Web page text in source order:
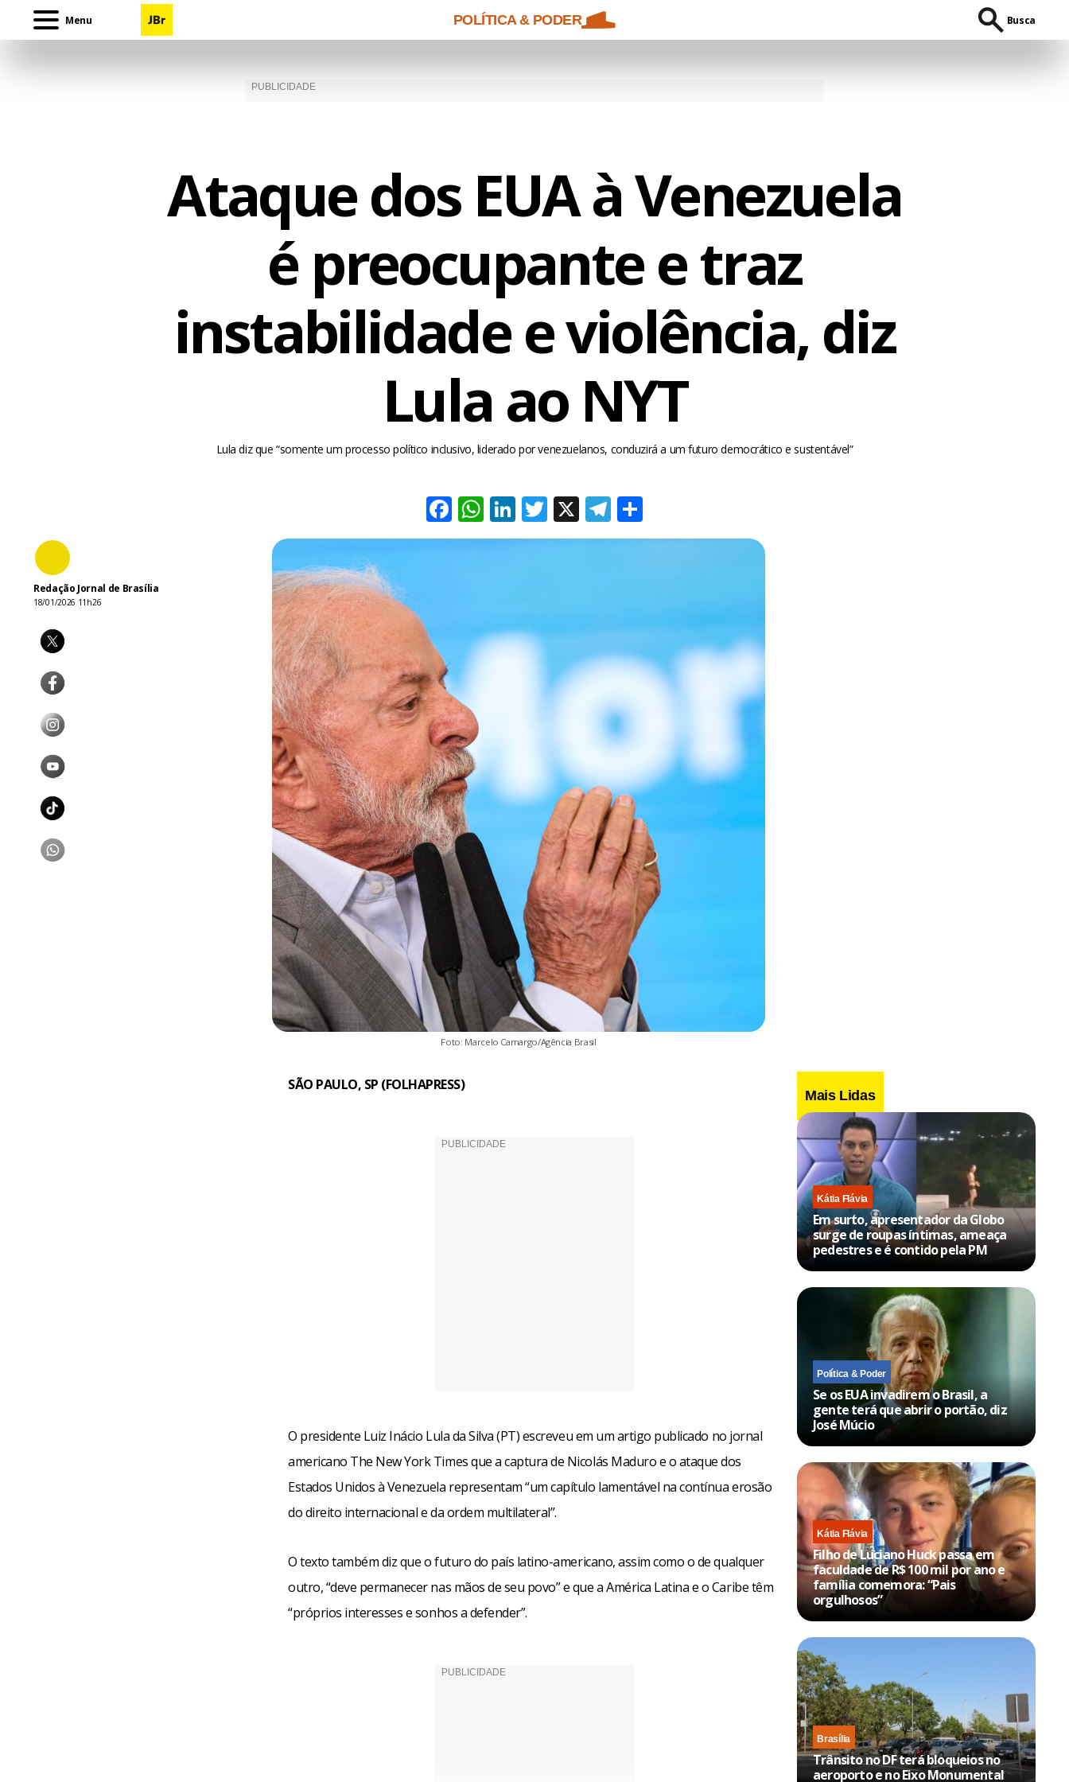
Menu POLÍTICA & PODER Busca
Ataque dos EUA à Venezuela
é preocupante e traz
instabilidade e violência, diz
Lula ao NYT
Lula diz que “somente um processo político inclusivo, liderado por venezuelanos, conduzirá a um futuro democrático e sustentável”
Facebook
WhatsApp
LinkedIn
Twitter
X Telegram
Redação Jornal de Brasília
18/01/2026 11h26
Foto: Marcelo Camargo/Agência Brasil
SÃO PAULO, SP (FOLHAPRESS)
O presidente Luiz Inácio Lula da Silva (PT) escreveu em um artigo publicado no jornal
americano The New York Times que a captura de Nicolás Maduro e o ataque dos
Estados Unidos à Venezuela representam “um capítulo lamentável na contínua erosão
do direito internacional e da ordem multilateral”.
O texto também diz que o futuro do país latino-americano, assim como o de qualquer
outro, “deve permanecer nas mãos de seu povo” e que a América Latina e o Caribe têm
“próprios interesses e sonhos a defender”.
Mais Lidas
Kátia Flávia
Em surto, apresentador da Globo
surge de roupas íntimas, ameaça
pedestres e é contido pela PM
Política & Poder
Se os EUA invadirem o Brasil, a
gente terá que abrir o portão, diz
José Múcio
Kátia Flávia
Filho de Luciano Huck passa em
faculdade de R$ 100 mil por ano e
família comemora: “Pais
orgulhosos”
Brasília
Trânsito no DF terá bloqueios no
aeroporto e no Eixo Monumental